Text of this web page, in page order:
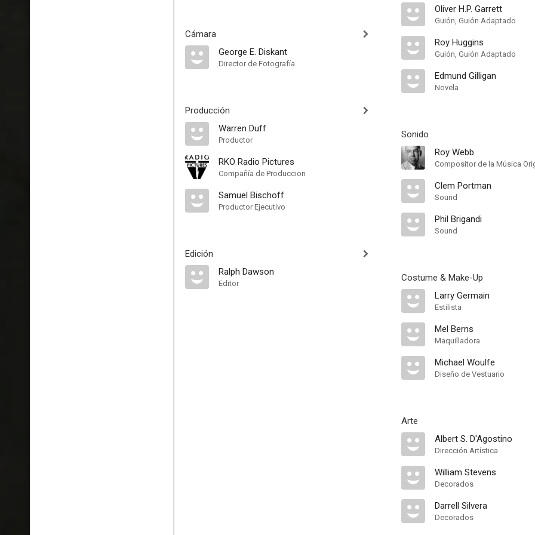
Cámara
George E. Diskant
Director de Fotografía
Producción
Warren Duff
Productor
RKO Radio Pictures
Compañía de Produccion
Samuel Bischoff
Productor Ejecutivo
Edición
Ralph Dawson
Editor
Oliver H.P. Garrett
Guión, Guión Adaptado
Roy Huggins
Guión, Guión Adaptado
Edmund Gilligan
Novela
Sonido
Roy Webb
Compositor de la Música
Clem Portman
Sound
Phil Brigandi
Sound
Costume & Make-Up
Larry Germain
Estilista
Mel Berns
Maquilladora
Michael Woulfe
Diseño de Vestuario
Arte
Albert S. D'Agostino
Dirección Artística
William Stevens
Decorados
Darrell Silvera
Decorados